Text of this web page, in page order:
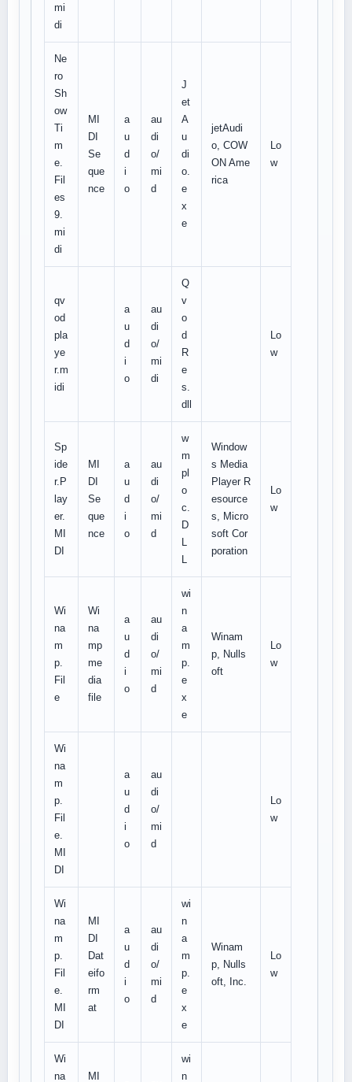
mi
di
Ne
ro
Sh
ow
Ti
m
e.
Fil
es
9.
mi
di
MI
DI
Se
que
nce
a
u
d
i
o
au
di
o/
mi
d
J
et
A
u
di
o.
e
x
e
jetAudi
o, COW
ON Ame
rica
Lo
w
qv
od
pla
ye
r.m
idi
a
u
d
i
o
au
di
o/
mi
di
Q
v
o
d
R
e
s.
dll
Lo
w
Sp
ide
r.P
lay
er.
MI
DI
MI
DI
Se
que
nce
a
u
d
i
o
au
di
o/
mi
d
w
m
pl
o
c.
D
L
L
Window
s Media
Player R
esource
s, Micro
soft Cor
poration
Lo
w
Wi
na
m
p.
Fil
e
Wi
na
mp
me
dia
file
a
u
d
i
o
au
di
o/
mi
d
wi
n
a
m
p.
e
x
e
Winam
p, Nulls
oft
Lo
w
Wi
na
m
p.
Fil
e.
MI
DI
a
u
d
i
o
au
di
o/
mi
d
Lo
w
Wi
na
m
p.
Fil
e.
MI
DI
MI
DI
Dat
eifo
rm
at
a
u
d
i
o
au
di
o/
mi
d
wi
n
a
m
p.
e
x
e
Winam
p, Nulls
oft, Inc.
Lo
w
Wi
na
MI
wi
n